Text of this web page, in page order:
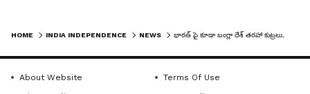
HOME INDIA INDEPENDENCE NEWS
About Website
Terms Of Use